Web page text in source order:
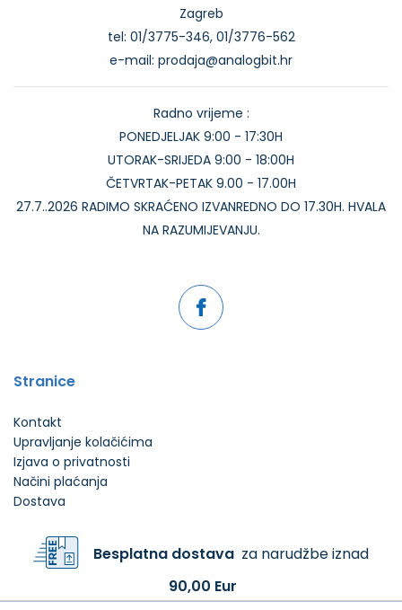
Zagreb
tel: 01/3775-346, 01/3776-562
e-mail: prodaja@analogbit.hr
Radno vrijeme :
PONEDJELJAK 9:00 - 17:30H
UTORAK-SRIJEDA 9:00 - 18:00H
ČETVRTAK-PETAK 9.00 - 17.00H
27.7..2026 RADIMO SKRAĆENO IZVANREDNO DO 17.30H. HVALA
NA RAZUMIJEVANJU.
Stranice
Kontakt
Upravljanje kolačićima
Izjava o privatnosti
Načini plaćanja
Dostava
Besplatna dostavaza narudžbe iznad
90,00 Eur